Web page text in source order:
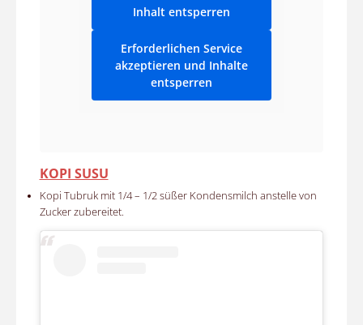
Inhalt entsperren
Erforderlichen Service
akzeptieren und Inhalte
entsperren
KOPI SUSU
Kopi Tubruk mit 1/4 – 1/2 süßer Kondensmilch anstelle von
Zucker zubereitet.